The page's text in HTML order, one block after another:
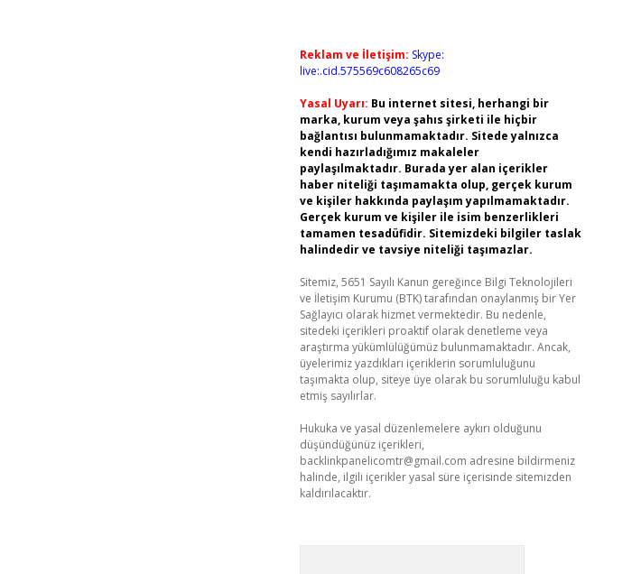
Reklam ve İletişim: Skype:
live:.cid.575569c608265c69
Yasal Uyarı: Bu internet sitesi, herhangi bir
marka, kurum veya şahıs şirketi ile hiçbir
bağlantısı bulunmamaktadır. Sitede yalnızca
kendi hazırladığımız makaleler
paylaşılmaktadır. Burada yer alan içerikler
haber niteliği taşımamakta olup, gerçek kurum
ve kişiler hakkında paylaşım yapılmamaktadır.
Gerçek kurum ve kişiler ile isim benzerlikleri
tamamen tesadüfidir. Sitemizdeki bilgiler taslak
halindedir ve tavsiye niteliği taşımazlar.
Sitemiz, 5651 Sayılı Kanun gereğince Bilgi Teknolojileri
ve İletişim Kurumu (BTK) tarafından onaylanmış bir Yer
Sağlayıcı olarak hizmet vermektedir. Bu nedenle,
sitedeki içerikleri proaktif olarak denetleme veya
araştırma yükümlülüğümüz bulunmamaktadır. Ancak,
üyelerimiz yazdıkları içeriklerin sorumluluğunu
taşımakta olup, siteye üye olarak bu sorumluluğu kabul
etmiş sayılırlar.
Hukuka ve yasal düzenlemelere aykırı olduğunu
düşündüğünüz içerikleri,
backlinkpanelicomtr@gmail.com adresine bildirmeniz
halinde, ilgili içerikler yasal süre içerisinde sitemizden
kaldırılacaktır.